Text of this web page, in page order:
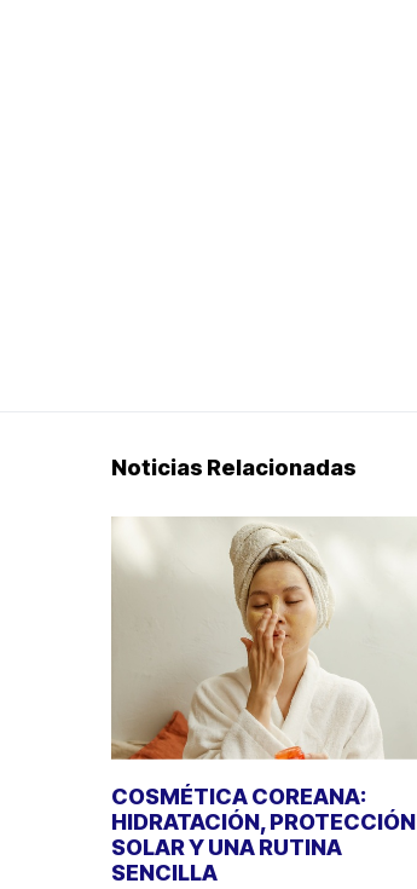
Noticias Relacionadas
COSMÉTICA COREANA:
HIDRATACIÓN, PROTECCIÓN
SOLAR Y UNA RUTINA
SENCILLA